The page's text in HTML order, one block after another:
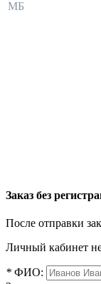
МБ
Заказ без
После отправки
Личный кабинет не
* ФИО: